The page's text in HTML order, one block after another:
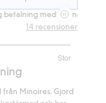
med Klarna.
Stor
14 recensioner
Minoires. Gjord